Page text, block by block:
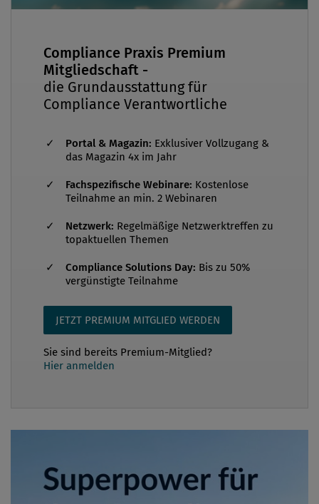
Compliance Praxis Premium
Mitgliedschaft -
die Grundausstattung für
Compliance Verantwortliche
Portal & Magazin: Exklusiver Vollzugang &
das Magazin 4x im Jahr
Fachspezifische Webinare: Kostenlose
Teilnahme an min. 2 Webinaren
Netzwerk: Regelmäßige Netzwerktreffen zu
topaktuellen Themen
Compliance Solutions Day: Bis zu 50%
vergünstigte Teilnahme
JETZT PREMIUM MITGLIED WERDEN
Sie sind bereits Premium-Mitglied?
Hier anmelden